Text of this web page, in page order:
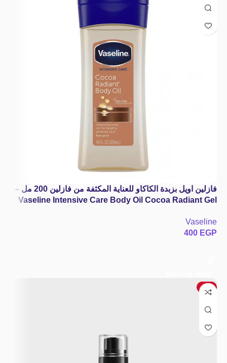
فازلين اويل بزبدة الكاكاو للعناية المكثفة من فازلين 200 مل –
Vaseline Intensive Care Body Oil Cocoa Radiant Gel
Vaseline
400 EGP
-4%